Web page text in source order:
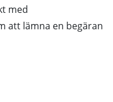
med
att lämna en begäran